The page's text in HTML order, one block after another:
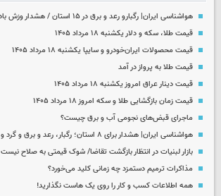
هواشناسی ایران| رگبارو رعد و برق در ۱۵ استان / هشدار وزش باد برای ۱۳ استان‌
قیمت طلا، سکه و دلار یکشنبه ۱۸ مرداد ۱۴۰۵
قیمت محصولات ایران‌خودرو و سایپا یکشنبه ۱۸ مرداد ۱۴۰۵
قیمت طلا به پرواز در آمد
قیمت دینار عراق امروز یکشنبه ۱۸ مرداد ۱۴۰۵
قیمت زمان بازگشایی طلا و سکه امروز ۱۸ مرداد ۱۴۰۵
ماجرای قبض‌های نجومی آب و برق چیست؟
هواشناسی ایران| هشدار برای ۸ استان؛ رگبار، رعد و برق و گرد و خاک در راه است
بازار لبنیات در انتظار بازگشت تقاضا/ شوک قیمتی به صلاح نیست
مذاکرات ترمیم دستمزد چه زمانی کلید می‌خورد؟
همه اطلاعات کسب‌ و کار را روی یک هاست نگذارید!